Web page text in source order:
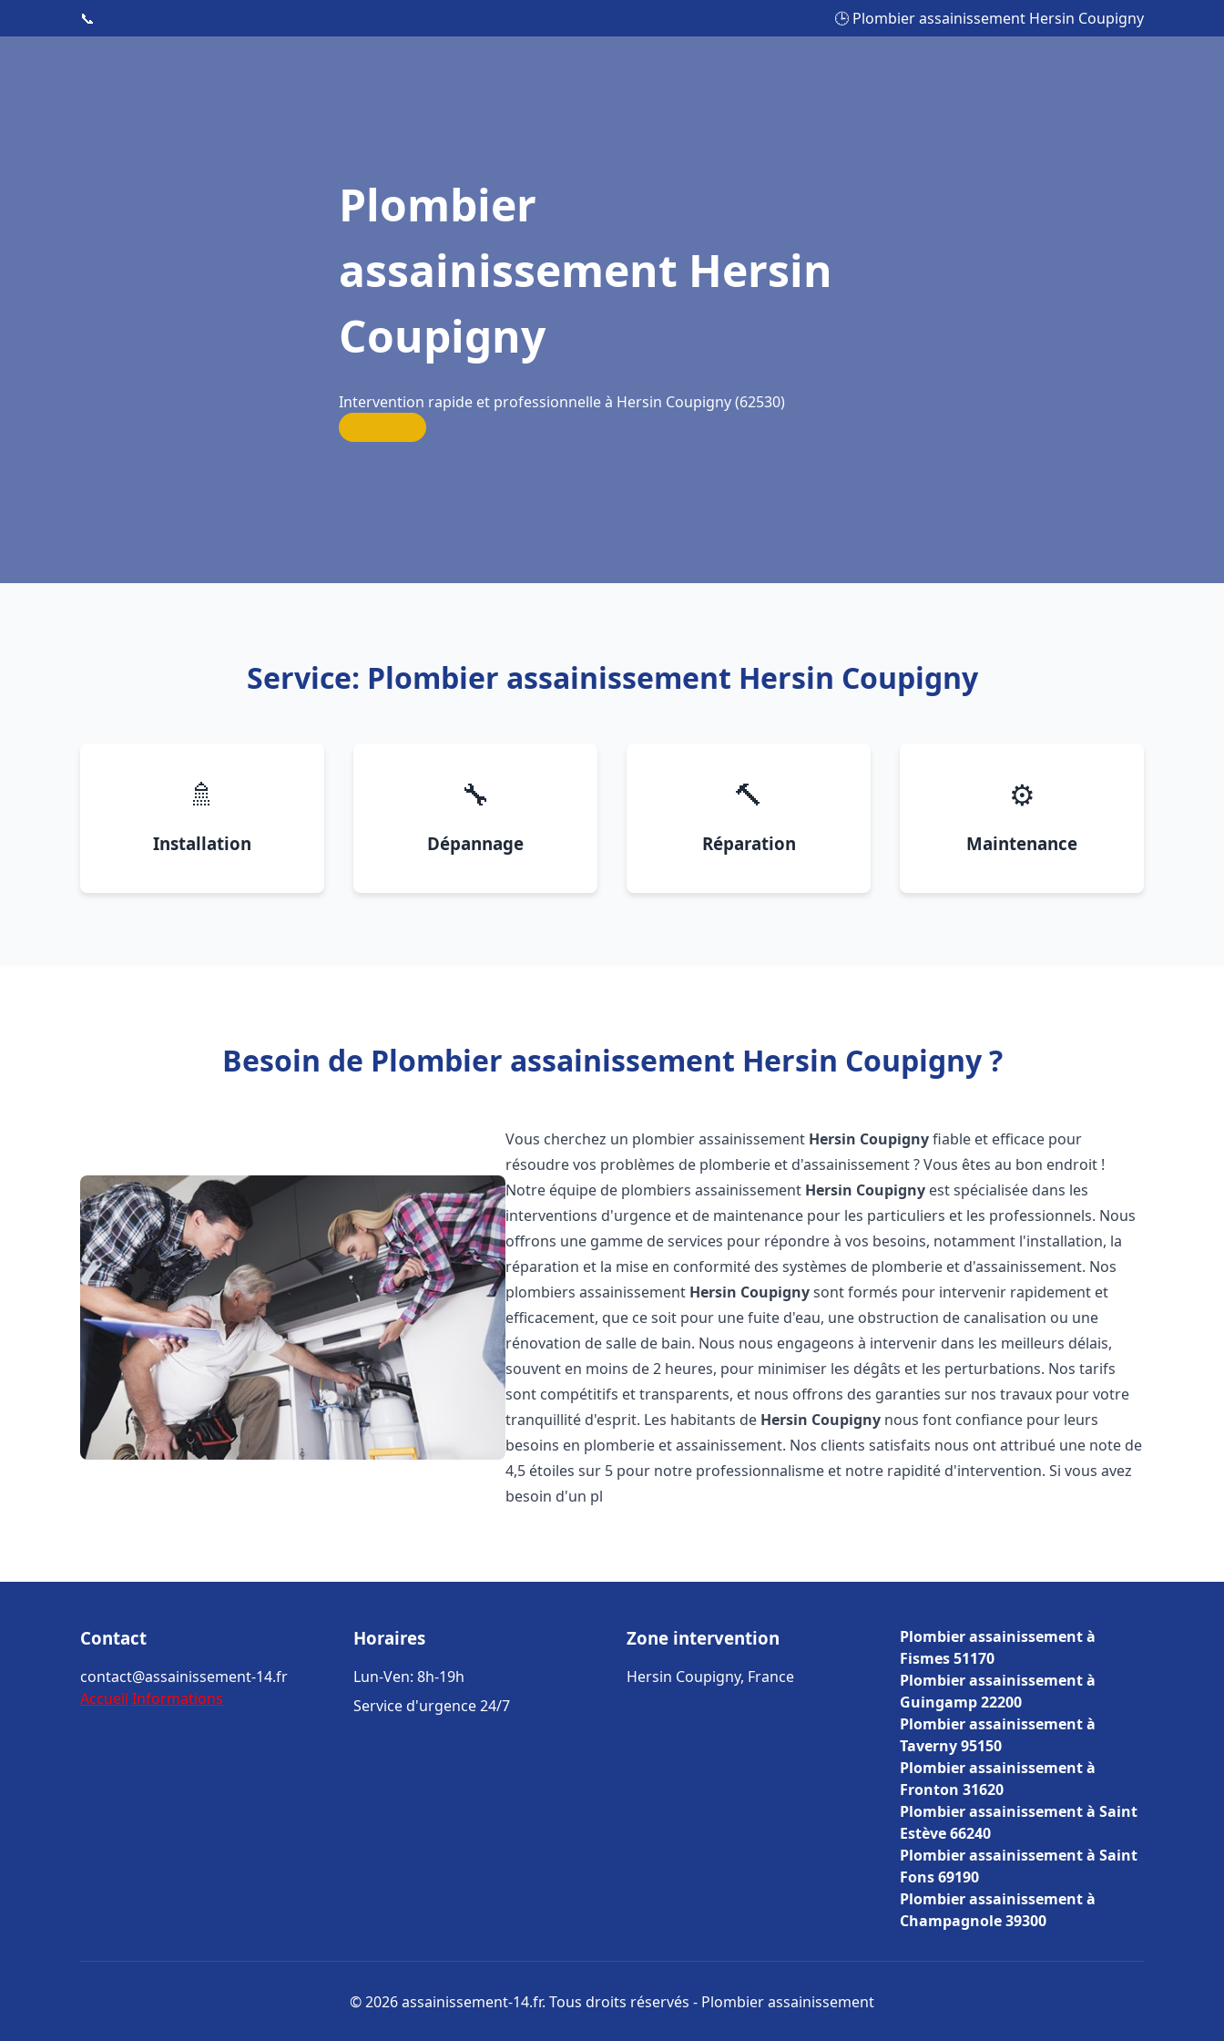
📞 🕒 Plombier assainissement Hersin Coupigny
Plombier
assainissement Hersin
Coupigny
Intervention rapide et professionnelle à Hersin Coupigny (62530)
Service: Plombier assainissement Hersin Coupigny
🚿
Installation
🔧
Dépannage
🔨
Réparation
⚙️
Maintenance
Besoin de Plombier assainissement Hersin Coupigny ?
Vous cherchez un plombier assainissement Hersin Coupignyfiable et efficace pour
résoudre vos problèmes de plomberie et d'assainissement ? Vous êtes au bon endroit !
Notre équipe de plombiers assainissement Hersin Coupigny est spécialisée dans les
interventions d'urgence et de maintenance pour les particuliers et les professionnels. Nous
offrons une gamme de services pour répondre à vos besoins, notamment l'installation, la
réparation et la mise en conformité des systèmes de plomberie et d'assainissement. Nos
plombiers assainissement Hersin Coupignysont formés pour intervenir rapidement et
efficacement, que ce soit pour une fuite d'eau, une obstruction de canalisation ou une
rénovation de salle de bain. Nous nous engageons à intervenir dans les meilleurs délais,
souvent en moins de 2 heures, pour minimiser les dégâts et les perturbations. Nos tarifs
sont compétitifs et transparents, et nous offrons des garanties sur nos travaux pour votre
tranquillité d'esprit. Les habitants de Hersin Coupigny nous font confiance pour leurs
besoins en plomberie et assainissement. Nos clients satisfaits nous ont attribué une note de
4,5 étoiles sur 5 pour notre professionnalisme et notre rapidité d'intervention. Si vous avez
besoin d'un pl
Contact
contact@assainissement-14.fr
Accueil Informations
Horaires
Lun-Ven: 8h-19h
Service d'urgence 24/7
Zone intervention
Hersin Coupigny, France
Plombier assainissement à
Fismes 51170
Plombier assainissement à
Guingamp 22200
Plombier assainissement à
Taverny 95150
Plombier assainissement à
Fronton 31620
Plombier assainissement à Saint
Estève 66240
Plombier assainissement à Saint
Fons 69190
Plombier assainissement à
Champagnole 39300
© 2026 assainissement-14.fr. Tous droits réservés - Plombier assainissement